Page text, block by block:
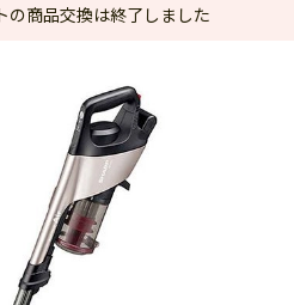
の商品交換は終了しました